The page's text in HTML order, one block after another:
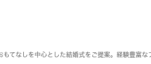
てなしを中心とした結婚式をご提案。経験豊富